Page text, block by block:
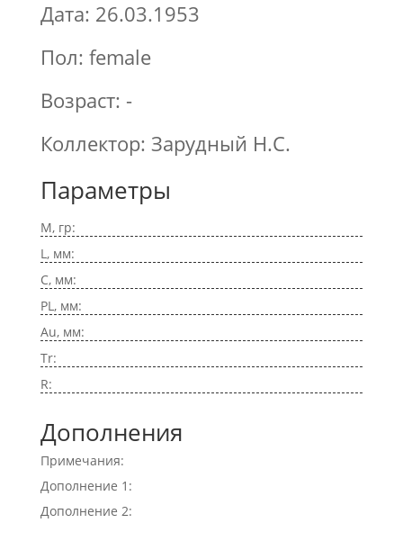
Дата: 26.03.1953
Пол: female
Возраст: -
Коллектор: Зарудный Н.С.
Параметры
M, гр:
L, мм:
C, мм:
PL, мм:
Au, мм:
Tr:
R:
Дополнения
Примечания:
Дополнение 1:
Дополнение 2: